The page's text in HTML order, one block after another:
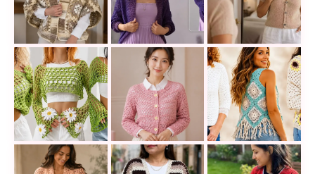
Una chaqueta en tonos matizados que llena el
Cómo tejer un cárdigan elegante
Aprende a tejer
16 mangas y shrugs a crochet que transforman un
Llena tus looks de frescura y
12 chaquetas